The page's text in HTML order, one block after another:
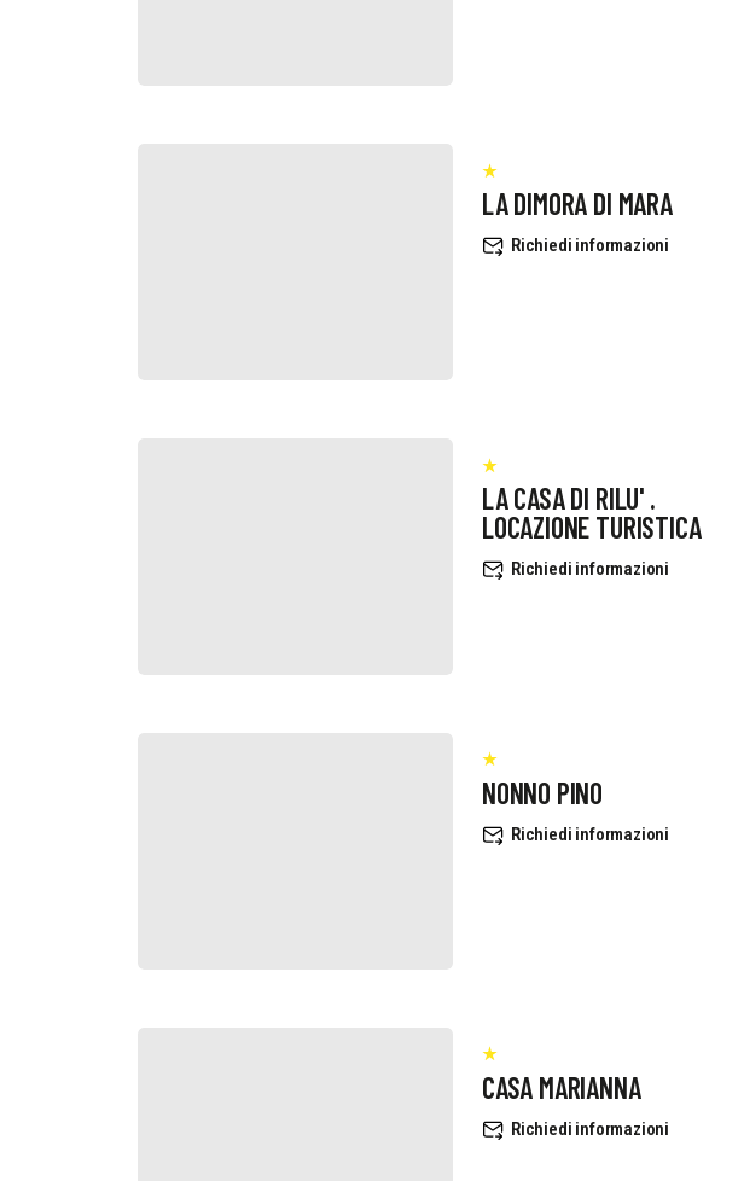
LA DIMORA DI MARA
Richiedi informazioni
LA CASA DI RILU' .
LOCAZIONE TURISTICA
Richiedi informazioni
NONNO PINO
Richiedi informazioni
CASA MARIANNA
Richiedi informazioni